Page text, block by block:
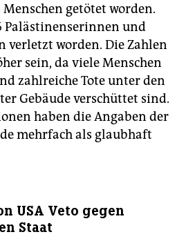
getötet worden.
Palästinenserinnen und
verletzt worden. Die Zahlen
sein, da viele Menschen
zahlreiche Tote unter den
Gebäude verschüttet sind.
haben die Angaben der
mehrfach als glaubhaft
USA Veto gegen
Staat